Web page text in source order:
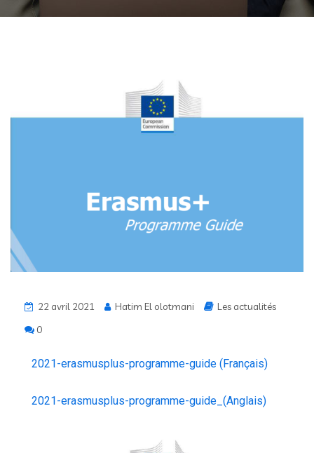
22 avril 2021 Hatim El olotmani
Les actualités
0
2021-erasmusplus-programme-guide (Français)
2021-erasmusplus-programme-guide_(Anglais)